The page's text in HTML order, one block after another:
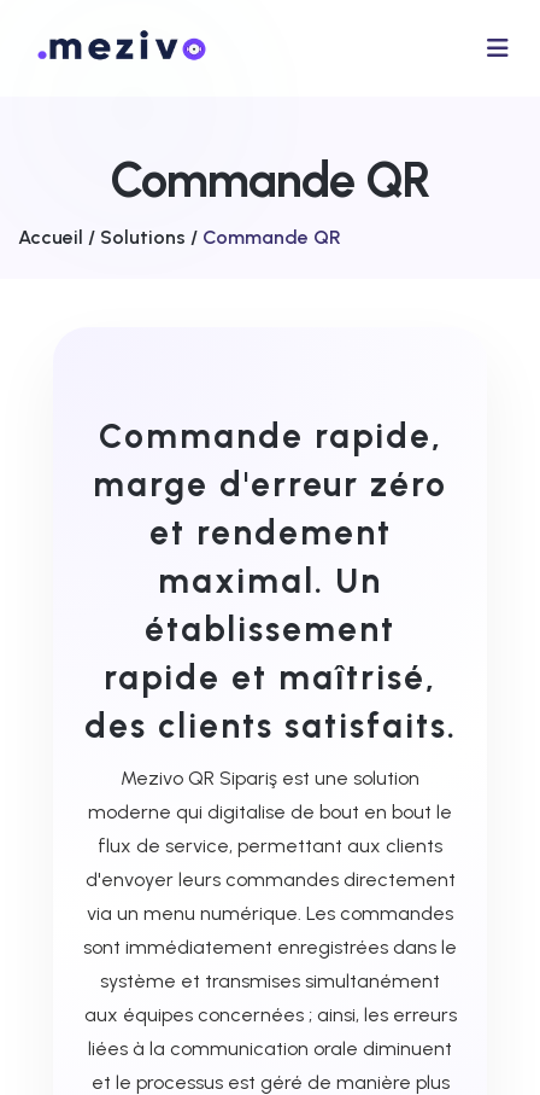
Commande QR
Accueil / Solutions / Commande QR
Commande rapide,
marge d'erreur zéro
et rendement
maximal. Un
établissement
rapide et maîtrisé,
des clients satisfaits.
Mezivo QR Sipariş est une solution
moderne qui digitalise de bout en bout le
flux de service, permettant aux clients
d'envoyer leurs commandes directement
via un menu numérique. Les commandes
sont immédiatement enregistrées dans le
système et transmises simultanément
aux équipes concernées ; ainsi, les erreurs
liées à la communication orale diminuent
et le processus est géré de manière plus